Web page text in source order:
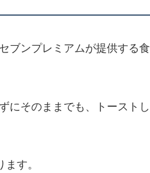
ブンプレミアムが提供する食
にそのままでも、トーストし
す。